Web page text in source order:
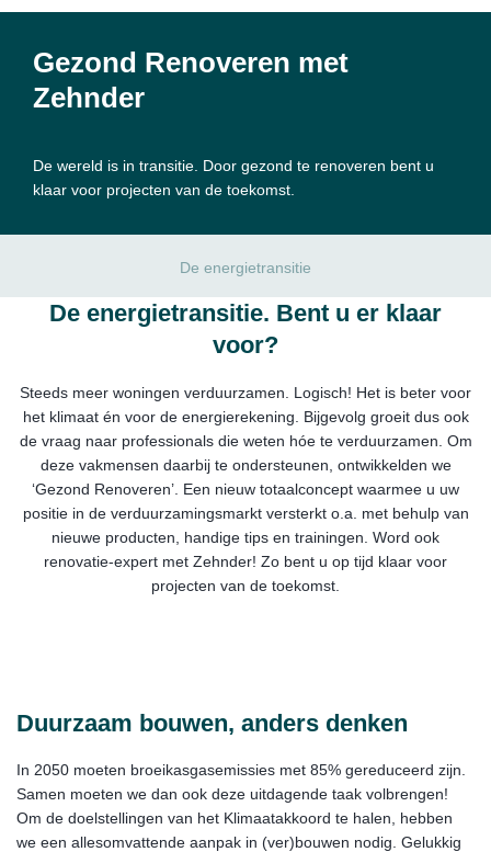
Gezond Renoveren met
Zehnder
De wereld is in transitie. Door gezond te renoveren bent u
klaar voor projecten van de toekomst.
De energietransitie
De energietransitie. Bent u er klaar
voor?
Steeds meer woningen verduurzamen. Logisch! Het is beter voor
het klimaat én voor de energierekening. Bijgevolg groeit dus ook
de vraag naar professionals die weten hóe te verduurzamen. Om
deze vakmensen daarbij te ondersteunen, ontwikkelden we
‘Gezond Renoveren’. Een nieuw totaalconcept waarmee u uw
positie in de verduurzamingsmarkt versterkt o.a. met behulp van
nieuwe producten, handige tips en trainingen. Word ook
renovatie-expert met Zehnder! Zo bent u op tijd klaar voor
projecten van de toekomst.
Duurzaam bouwen, anders denken
In 2050 moeten broeikasgasemissies met 85% gereduceerd zijn.
Samen moeten we dan ook deze uitdagende taak volbrengen!
Om de doelstellingen van het Klimaatakkoord te halen, hebben
we een allesomvattende aanpak in (ver)bouwen nodig. Gelukkig